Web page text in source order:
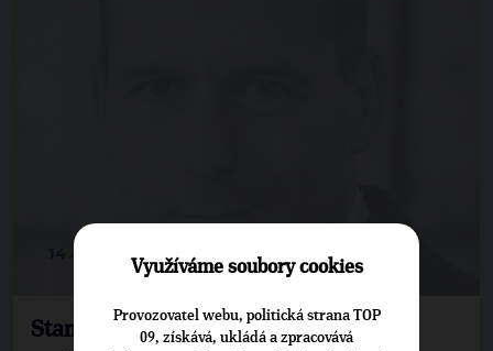
Stanovisko Zdeňka Tůmy k obvinění
Využíváme soubory cookies
Provozovatel webu, politická strana TOP
09, získává, ukládá a zpracovává